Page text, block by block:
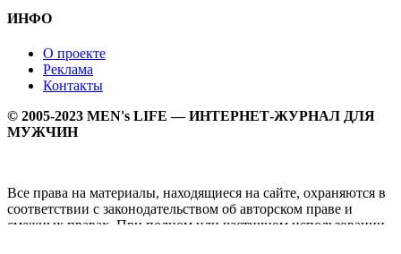
ИНФО
О проекте
Реклама
Контакты
© 2005-2023 MEN's LIFE — ИНТЕРНЕТ-ЖУРНАЛ ДЛЯ
МУЖЧИН
Все права на материалы, находящиеся на сайте, охраняются в
соответствии с законодательством об авторском праве и
смежных правах. При полном или частичном использовании